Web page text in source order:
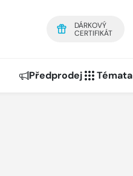
DÁRKOVÝ
CERTIFIKÁT
Předprodej Témata